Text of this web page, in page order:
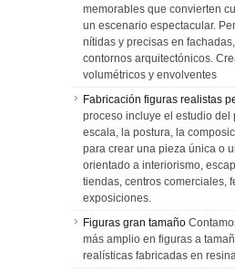
memorables que convierten
un escenario espectacular.
nítidas y precisas en
contornos arquitectónicos.
volumétricos y envolventes
Fabricación figuras realistas
proceso incluye el estudio del
escala, la postura, la
para crear una pieza única o
orientado a interiorismo,
tiendas, centros comerciales,
exposiciones.
Figuras gran tamaño
más amplio en figuras a
realísticas fabricadas en